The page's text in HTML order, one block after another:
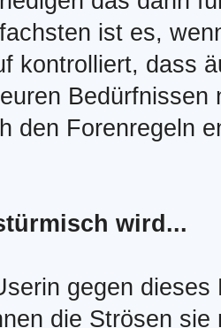
ist es,
kontrolliert, dass
den Forenregeln
wird...
gegen
die Strösen